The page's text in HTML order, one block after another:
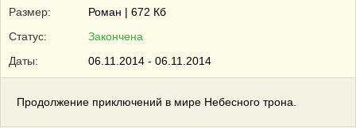
Размер:
Роман | 672 Кб
Статус:
Закончена
Даты:
06.11.2014 - 06.11.2014
Продолжение приключений в мире Небесного трона.